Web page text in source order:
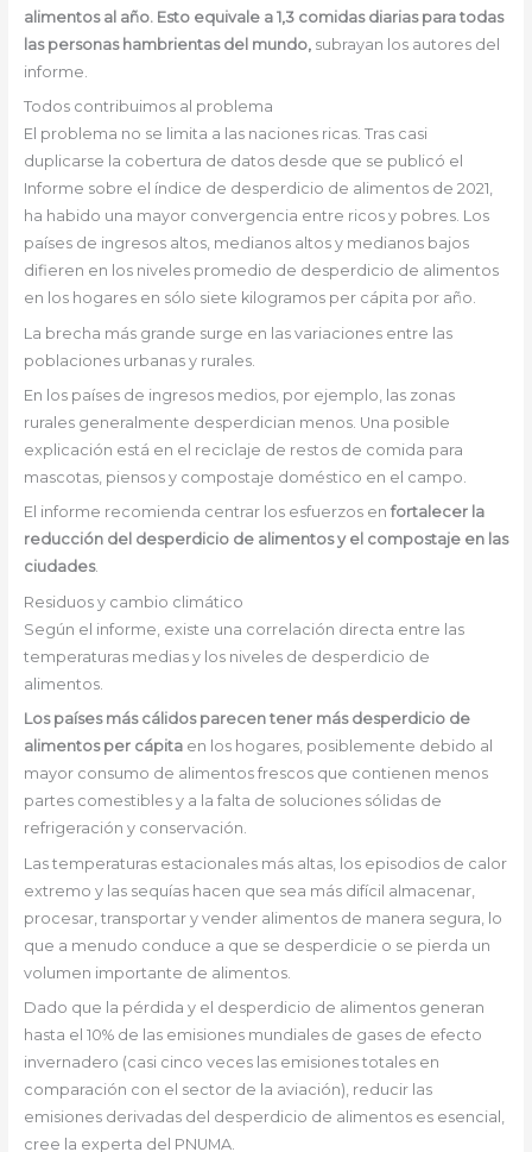
alimentos al año. Esto equivale a 1,3 comidas diarias para todas
las personas hambrientas del mundo, subrayan los autores del
informe.
Todos contribuimos al problema
El problema no se limita a las naciones ricas. Tras casi
duplicarse la cobertura de datos desde que se publicó el
Informe sobre el índice de desperdicio de alimentos de 2021,
ha habido una mayor convergencia entre ricos y pobres. Los
países de ingresos altos, medianos altos y medianos bajos
difieren en los niveles promedio de desperdicio de alimentos
en los hogares en sólo siete kilogramos per cápita por año.
La brecha más grande surge en las variaciones entre las
poblaciones urbanas y rurales.
En los países de ingresos medios, por ejemplo, las zonas
rurales generalmente desperdician menos. Una posible
explicación está en el reciclaje de restos de comida para
mascotas, piensos y compostaje doméstico en el campo.
El informe recomienda centrar los esfuerzos en fortalecer la
reducción del desperdicio de alimentos y el compostaje en las
ciudades.
Residuos y cambio climático
Según el informe, existe una correlación directa entre las
temperaturas medias y los niveles de desperdicio de
alimentos.
Los países más cálidos parecen tener más desperdicio de
alimentos per cápitaen los hogares, posiblemente debido al
mayor consumo de alimentos frescos que contienen menos
partes comestibles y a la falta de soluciones sólidas de
refrigeración y conservación.
Las temperaturas estacionales más altas, los episodios de calor
extremo y las sequías hacen que sea más difícil almacenar,
procesar, transportar y vender alimentos de manera segura, lo
que a menudo conduce a que se desperdicie o se pierda un
volumen importante de alimentos.
Dado que la pérdida y el desperdicio de alimentos generan
hasta el 10% de las emisiones mundiales de gases de efecto
invernadero (casi cinco veces las emisiones totales en
comparación con el sector de la aviación), reducir las
emisiones derivadas del desperdicio de alimentos es esencial,
cree la experta del PNUMA.